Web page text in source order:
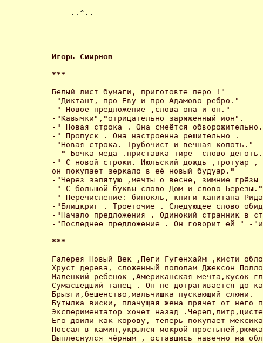
..^..
Игорь Смирнов
***
Белый лист бумаги, приготовте перо !"
-"Диктант, про Еву и про Адамово ребро."
-" Новое предложение ,слова она и он."
-"Кавычки","отрицательно заряженный ион".
-" Новая строка . Она смеётся
-" Пропуск . Она настроенна решительно .
-"Новая строка. Трубочист и вечная копоть."
- " Бочка мёда .приставка тире -слово
-" С новой строки. Июльский дождь ,тротуар ,
он покупает зеркало в её новый будуар."
-"Через запятую ,мечты о весне, зимние
-" С большой буквы слово Дом и слово Берёзы."
-" Перечисление: бинокль, книги капитана
-"Блицкриг . Троеточие . Следующее слово
-"Начало предложения . Одинокий странник в
-"Последнее предложение . Он говорит ей " -
***
Галерея Новый Век ,Пеги Гугенхайм ,кисти
Хруст дерева, сложенный пополам Джексон
Маленкий ребёнок ,Американская мечта,кусок
Сумасшедший танец . Он не дотрагивается до
Брызги,бешенство,мальчишка пускающий слюни.
Бутылка виски, плачущая жена прячет от него
Экспериментатор хочет назад
Его доили как корову, теперь покупает
Поссал в камин,укрылся мокрой
Выплеснулся чёрным , оставшись навечно на